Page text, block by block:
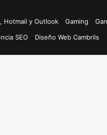
Hotmail y Outlook Gaming
SEO Diseño Web Cambrils